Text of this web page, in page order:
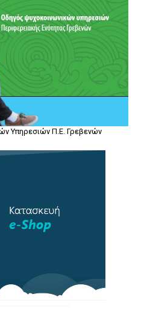
Υπηρεσιών Π.Ε. Γρεβενών